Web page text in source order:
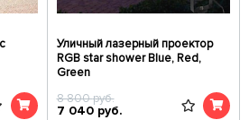
Уличный лазерный проектор
RGB star shower Blue, Red,
Green
8 800руб.
7 040 руб.